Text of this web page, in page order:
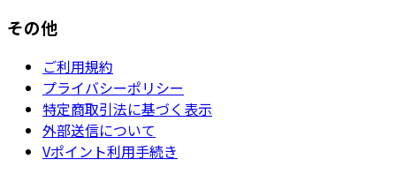
その他
ご利用規約
プライバシーポリシー
特定商取引法に基づく表示
外部送信について
Vポイント利用手続き